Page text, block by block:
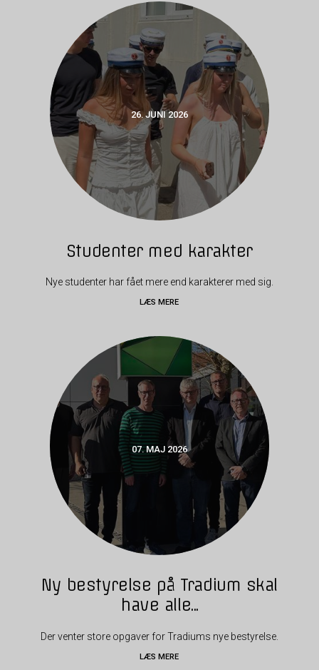
26. JUNI 2026
Studenter med karakter
Nye studenter har fået mere end karakterer med sig.
LÆS MERE
07. MAJ 2026
Ny bestyrelse på Tradium skal
have alle...
Der venter store opgaver for Tradiums nye bestyrelse.
LÆS MERE